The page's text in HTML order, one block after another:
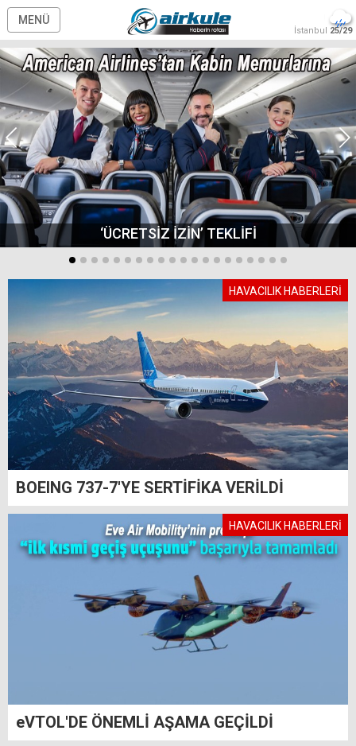
MENÜ
İstanbul 25/29
‘ÜCRETSİZ İZİN’ TEKLİFİ
HAVACILIK HABERLERİ
BOEING 737-7'YE SERTİFİKA VERİLDİ
HAVACILIK HABERLERİ
eVTOL'DE ÖNEMLİ AŞAMA GEÇİLDİ